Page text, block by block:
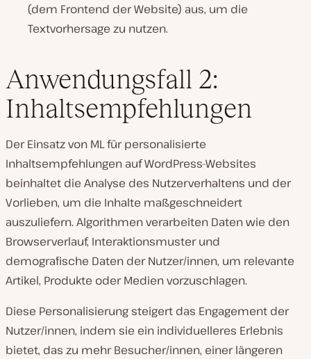
(dem Frontend der Website) aus, um die
Textvorhersage zu nutzen.
Anwendungsfall 2:
Inhaltsempfehlungen
Der Einsatz von ML für personalisierte
Inhaltsempfehlungen auf WordPress-Websites
beinhaltet die Analyse des Nutzerverhaltens und der
Vorlieben, um die Inhalte maßgeschneidert
auszuliefern. Algorithmen verarbeiten Daten wie den
Browserverlauf, Interaktionsmuster und
demografische Daten der Nutzer/innen, um relevante
Artikel, Produkte oder Medien vorzuschlagen.
Diese Personalisierung steigert das Engagement der
Nutzer/innen, indem sie ein individuelleres Erlebnis
bietet, das zu mehr Besucher/innen, einer längeren